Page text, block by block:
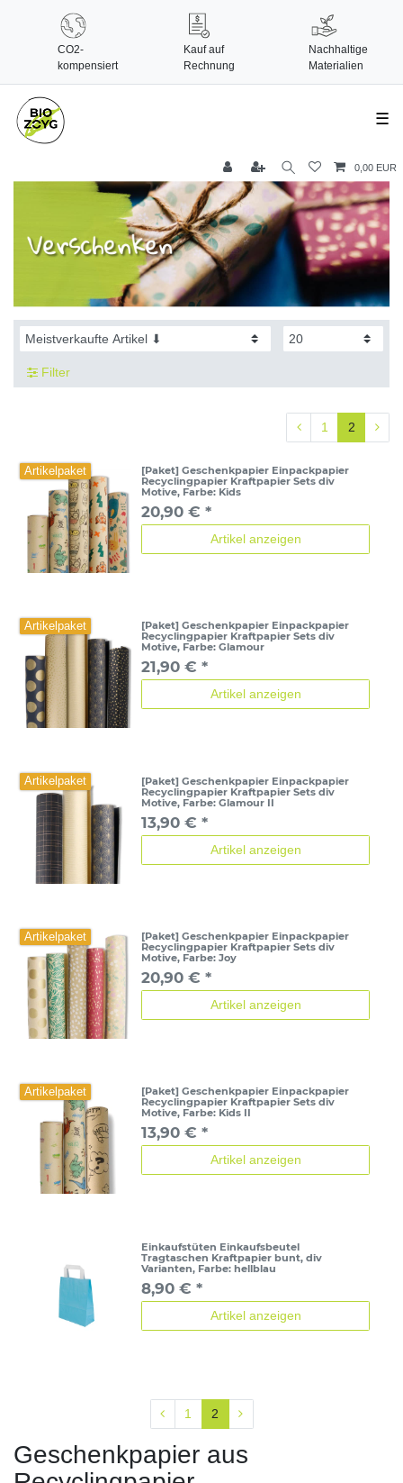
CO2-
kompensiert
Kauf auf
Rechnung
Nachhaltige
Materialien
☰
0,00 EUR
Filter
1 2
Artikelpaket
[Paket] Geschenkpapier Einpackpapier
Recyclingpapier Kraftpapier Sets div
Motive, Farbe: Kids
20,90 € *
Artikel anzeigen
Artikelpaket
[Paket] Geschenkpapier Einpackpapier
Recyclingpapier Kraftpapier Sets div
Motive, Farbe: Glamour
21,90 € *
Artikel anzeigen
Artikelpaket
[Paket] Geschenkpapier Einpackpapier
Recyclingpapier Kraftpapier Sets div
Motive, Farbe: Glamour II
13,90 € *
Artikel anzeigen
Artikelpaket
[Paket] Geschenkpapier Einpackpapier
Recyclingpapier Kraftpapier Sets div
Motive, Farbe: Joy
20,90 € *
Artikel anzeigen
Artikelpaket
[Paket] Geschenkpapier Einpackpapier
Recyclingpapier Kraftpapier Sets div
Motive, Farbe: Kids II
13,90 € *
Artikel anzeigen
Einkaufstüten Einkaufsbeutel
Tragtaschen Kraftpapier bunt, div
Varianten, Farbe: hellblau
8,90 € *
Artikel anzeigen
1 2
Geschenkpapier aus